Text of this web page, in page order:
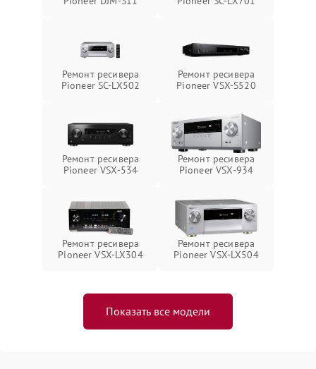
Ремонт ресивера
Pioneer SC-LX502
Ремонт ресивера
Pioneer VSX-S520
Ремонт ресивера
Pioneer VSX-534
Ремонт ресивера
Pioneer VSX-934
Ремонт ресивера
Pioneer VSX-LX304
Ремонт ресивера
Pioneer VSX-LX504
Показать все модели